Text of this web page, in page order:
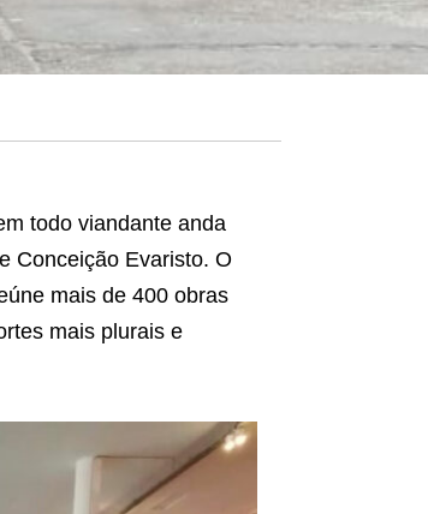
todo viandante anda
Conceição Evaristo. O
mais de 400 obras
mais plurais e